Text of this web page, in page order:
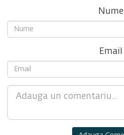
Nume
Email